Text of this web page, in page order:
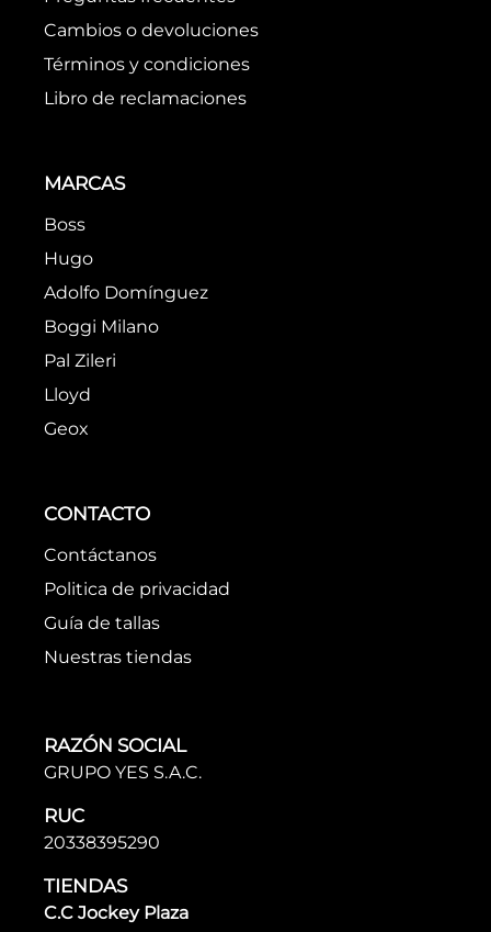
Cambios o devoluciones
Términos y condiciones
Libro de reclamaciones
MARCAS
Boss
Hugo
Adolfo Domínguez
Boggi Milano
Pal Zileri
Lloyd
Geox
CONTACTO
Contáctanos
Politica de privacidad
Guía de tallas
Nuestras tiendas
RAZÓN SOCIAL
GRUPO YES S.A.C.
RUC
20338395290
TIENDAS
C.C Jockey Plaza